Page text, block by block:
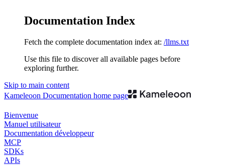
Documentation Index
Fetch the complete documentation index at: /llms.txt
Use this file to discover all available pages before
exploring further.
Skip to main content
Kameleoon Documentation home page
Bienvenue
Manuel utilisateur
Documentation développeur
MCP
SDKs
APIs